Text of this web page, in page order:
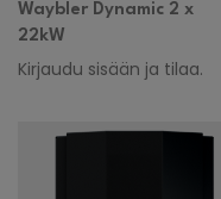
Waybler Dynamic 2 x
22kW
Kirjaudu sisään ja tilaa.